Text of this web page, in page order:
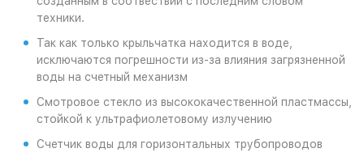
техники.
Так как только крыльчатка находится в воде,
исключаются погрешности из-за влияния загрязненной
воды на счетный механизм
Смотровое стекло из высококачественной пластмассы,
стойкой к ультрафиолетовому излучению
Счетчик воды для горизонтальных трубопроводов